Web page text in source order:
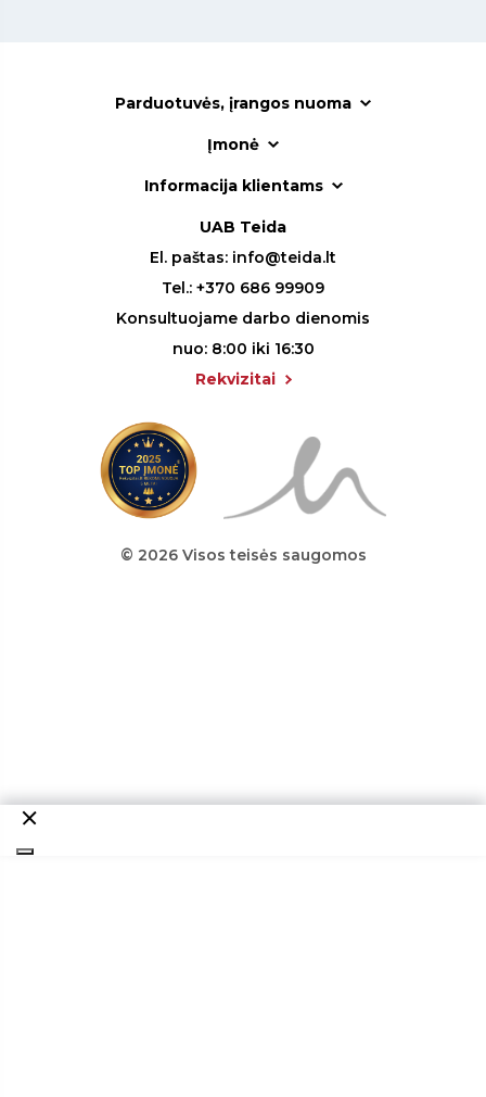
Parduotuvės, įrangos nuoma
Įmonė
Informacija klientams
UAB Teida
El. paštas: info@teida.lt
Tel.: +370 686 99909
Konsultuojame darbo dienomis
nuo: 8:00 iki 16:30
Rekvizitai
© 2026 Visos teisės saugomos